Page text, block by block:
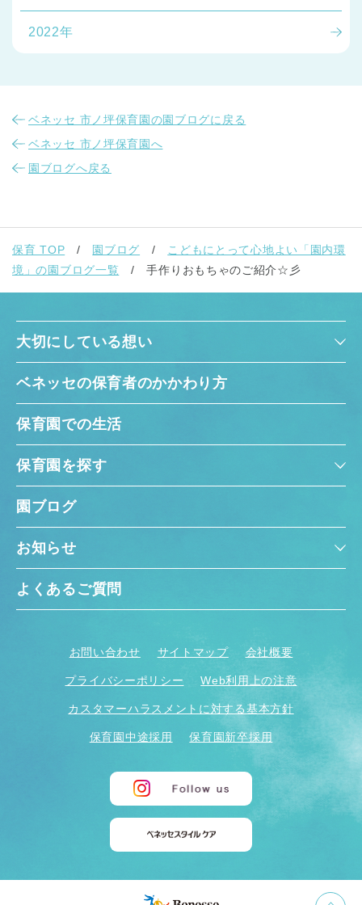
2022年
ベネッセ 市ノ坪保育園の園ブログに戻る
ベネッセ 市ノ坪保育園へ
園ブログへ戻る
保育 TOP 園ブログ
こどもにとって心地よい「園内環
境」の園ブログ一覧
手作りおもちゃのご紹介☆彡
大切にしている想い
ベネッセの保育者のかかわり方
保育園での生活
保育園を探す
園ブログ
お知らせ
よくあるご質問
お問い合わせ サイトマップ 会社概要
プライバシーポリシー Web利用上の注意
カスタマーハラスメントに対する基本方針
保育園中途採用 保育園新卒採用